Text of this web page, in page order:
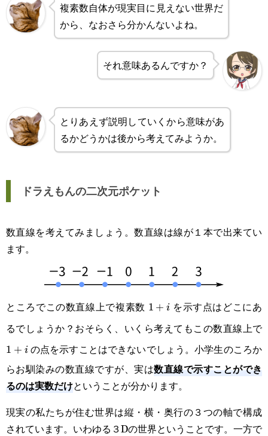
複素数自体が現実目に見えない世界だ
から、なおさら分かんないよね。
それ意味あるんですか？
とりあえず説明していくから意味があ
るかどうかは後から考えてみようか。
ドラえもんの二次元ポケット
数直線を考えてみましょう。数直線は線が１本で出来てい
ます。
ところでこの数直線上で複素数 1+i
1 + i を示す点はどこにあ
るでしょうか？おそらく、いくら考えてもこの数直線上で
1 + iの点を示すことはできないでしょう。小学生のころか
らお馴染みの数直線ですが、実は数直線で示すことができ
るのは実数だけということが分かります。
現実の私たちが住む世界は縦・横・奥行の３つの軸で構成
されています。いわゆる３Dの世界ということです。一方で